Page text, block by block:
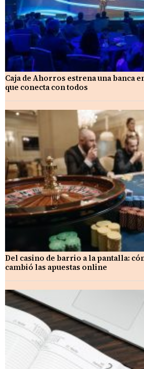
Caja de Ahorros estrena una banca
que conecta con todos
Del casino de barrio a la pantalla:
cambió las apuestas online